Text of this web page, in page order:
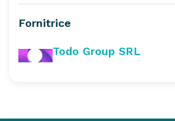
Fornitrice
Todo Group SRL